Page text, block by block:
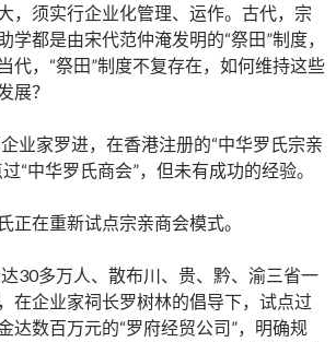
，须实行企业化管理、运作。古代，宗
学都是由宋代范仲淹发明的“祭田”制度，
代，“祭田”制度不复存在，如何维持这些
展？
业家罗进，在香港注册的“中华罗氏宗亲
“中华罗氏商会”，但未有成功的经验。
正在重新试点宗亲商会模式。
30多万人、散布川、贵、黔、渝三省一
在企业家祠长罗树林的倡导下，试点过
达数百万元的“罗府经贸公司”，明确规